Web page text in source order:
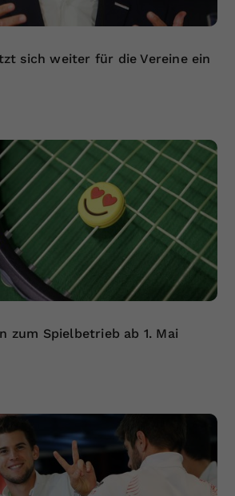
sich weiter für die Vereine ein
zum Spielbetrieb ab 1. Mai